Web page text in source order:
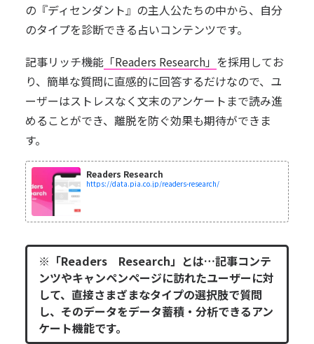
の『ディセンダント』の主人公たちの中から、自分
のタイプを診断できる占いコンテンツです。
記事リッチ機能 「Readers Research」 を採用してお
り、簡単な質問に直感的に回答するだけなので、ユ
ーザーはストレスなく文末のアンケートまで読み進
めることができ、離脱を防ぐ効果も期待ができま
す。
Readers Research
https://data.pia.co.jp/readers-research/
※「Readers Research」とは…記事コンテ
ンツやキャンペンページに訪れたユーザーに対
して、直接さまざまなタイプの選択肢で質問
し、そのデータをデータ蓄積・分析できるアン
ケート機能です。